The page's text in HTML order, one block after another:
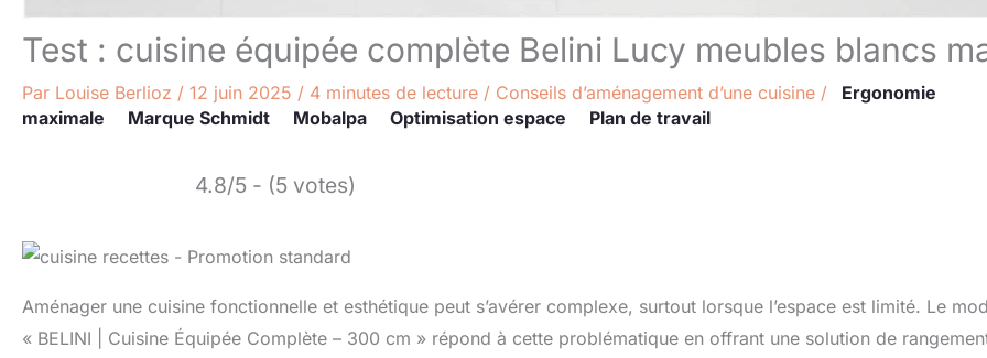
Test : cuisine équipée complète Belini Lucy meubles blancs
Par Louise Berlioz / 12 juin 2025 / 4 minutes de lecture / Conseils d’aménagement d’une cuisine /
Ergonomie
maximale
Marque Schmidt Mobalpa Optimisation espace Plan de travail
4.8/5 - (5 votes)
Aménager une cuisine fonctionnelle et esthétique peut s’avérer complexe, surtout lorsque l’espace est limité. Le
« BELINI | Cuisine Équipée Complète – 300 cm » répond à cette problématique en offrant une solution de